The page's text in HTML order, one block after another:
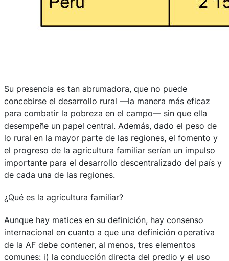
Su presencia es tan abrumadora, que no puede
concebirse el desarrollo rural —la manera más eficaz
para combatir la pobreza en el campo— sin que ella
desempeñe un papel central. Además, dado el peso de
lo rural en la mayor parte de las regiones, el fomento y
el progreso de la agricultura familiar serían un impulso
importante para el desarrollo descentralizado del país y
de cada una de las regiones.
¿Qué es la agricultura familiar?
Aunque hay matices en su definición, hay consenso
internacional en cuanto a que una definición operativa
de la AF debe contener, al menos, tres elementos
comunes: i) la conducción directa del predio y el uso